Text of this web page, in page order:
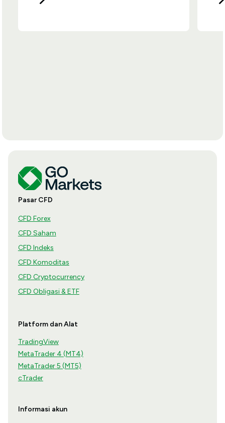
Pasar CFD
CFD Forex
CFD Saham
CFD Indeks
CFD Komoditas
CFD Cryptocurrency
CFD Obligasi & ETF
Platform dan Alat
TradingView
MetaTrader 4 (MT4)
MetaTrader 5 (MT5)
cTrader
Informasi akun